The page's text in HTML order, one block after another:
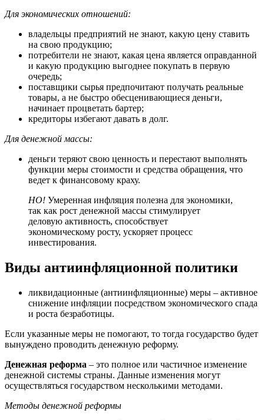
Для экономических отношений:
владельцы предприятий не знают, какую цену ставить
на свою продукцию;
потребители не знают, какая цена является оправданной
и какую продукцию выгоднее покупать в первую
очередь;
поставщики сырья предпочитают получать реальные
товары, а не быстро обесценивающиеся деньги,
начинает процветать бартер;
кредиторы избегают давать в долг.
Для денежной массы:
деньги теряют свою ценность и перестают выполнять
функции меры стоимости и средства обращения, что
ведет к финансовому краху.
НО! Умеренная инфляция полезна для экономики,
так как рост денежной массы стимулирует
деловую активность, способствует
экономическому росту, ускоряет процесс
инвестирования.
Виды антиинфляционной политики
ликвидационные (антиинфляционные) меры – активное
снижение инфляции посредством экономического спада
и роста безработицы.
Если указанные меры не помогают, то тогда государство будет
вынуждено проводить денежную реформу.
Денежная реформа – это полное или частичное изменение
денежной системы страны. Данные изменения могут
осуществляться государством несколькими методами.
Методы денежной реформы